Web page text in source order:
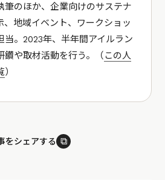
筆のほか、企業向けのサステナ
、地域イベント、ワークショッ
当。2023年、半年間アイルラン
鑽や取材活動を行う。（この人
）
をシェアする ⧉